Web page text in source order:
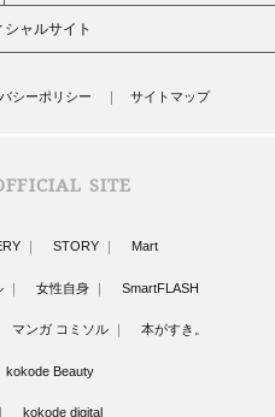
ャルサイト
シーポリシー サイトマップ
SITE
STORY Mart
女性自身 SmartFLASH
マンガ コミソル 本がすき。
kokode Beauty
kokode digital